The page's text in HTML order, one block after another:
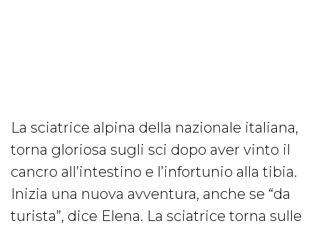
La sciatrice alpina della nazionale italiana,
torna gloriosa sugli sci dopo aver vinto il
cancro all’intestino e l’infortunio alla tibia.
Inizia una nuova avventura, anche se “da
turista”, dice Elena. La sciatrice torna sulle